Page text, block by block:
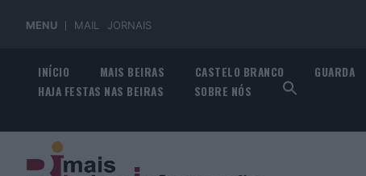
MENU MAIL JORNAIS
content
INÍCIO MAIS BEIRAS CASTELO BRANCO GUARDA
HAJA FESTAS NAS BEIRAS
SOBRE NÓS